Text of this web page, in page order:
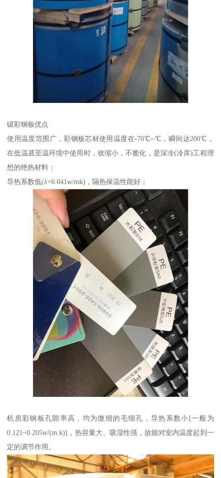
碳彩钢板优点
使用温度范围广，彩钢板芯材使用温度在-70℃~℃，瞬间达200℃，
在低温甚至温环境中使用时，收缩小，不脆化，是深冷(冷库)工程理
想的绝热材料；
导热系数低(λ=0.041w/mk)，隔热保温性能好；
机房彩钢板孔隙率高，均为微细的毛细孔，导热系数小[一般为
0.121~0.205w/(m.k)]，热容量大、吸湿性强，故能对室内温度起到一
定的调节作用。